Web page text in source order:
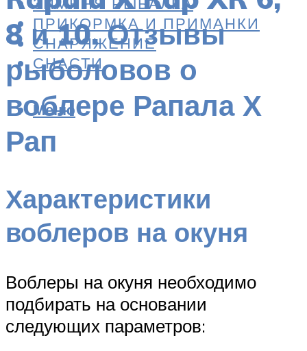
ПРИКОРМКА И ПРИМАНКИ
СНАРЯЖЕНИЕ
СНАСТИ
Меню
8 и 10. Отзывы
рыболовов о
воблере Рапала Х
Рап
Характеристики
воблеров на окуня
Воблеры на окуня необходимо
подбирать на основании
следующих параметров: